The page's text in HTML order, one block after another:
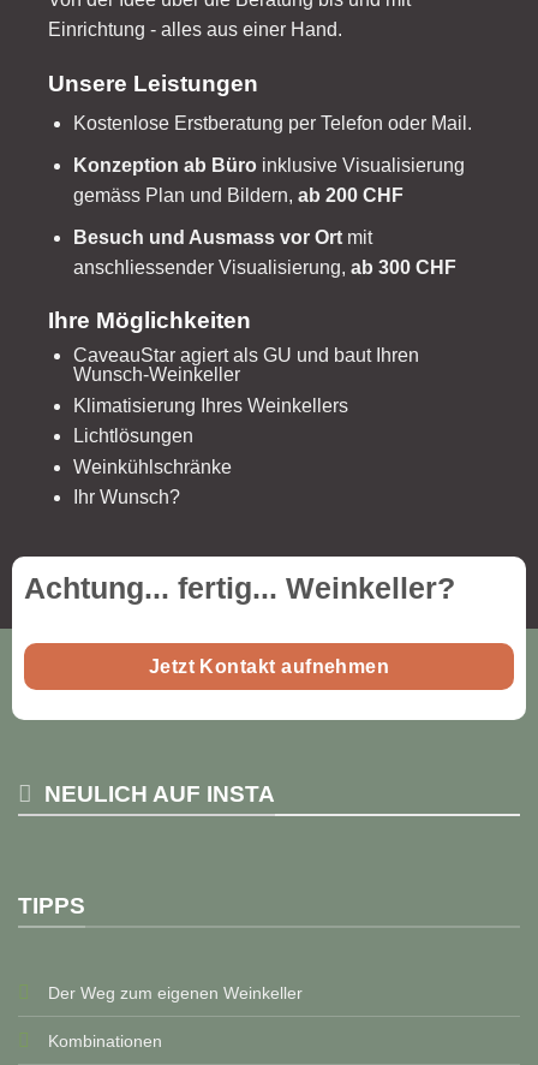
Einrichtung - alles aus einer Hand.
Unsere Leistungen
Kostenlose Erstberatung per Telefon oder Mail.
Konzeption ab Büroinklusive Visualisierung
gemäss Plan und Bildern, ab 200 CHF
Besuch und Ausmass vor Ortmit
anschliessender Visualisierung, ab 300 CHF
Ihre Möglichkeiten
CaveauStar agiert als GU und baut Ihren
Wunsch-Weinkeller
Klimatisierung Ihres Weinkellers
Lichtlösungen
Weinkühlschränke
Ihr Wunsch?
Achtung... fertig... Weinkeller?
Jetzt Kontakt aufnehmen
NEULICH AUF INSTA
TIPPS
Der Weg zum eigenen Weinkeller
Kombinationen